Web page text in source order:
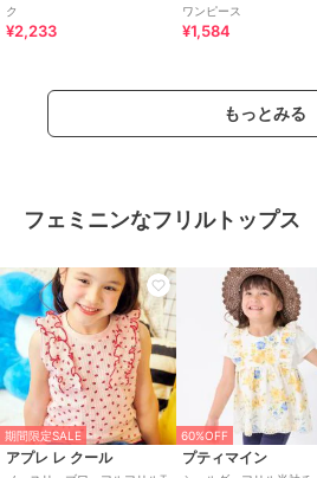
ク
¥2,233
ワンピース
¥1,584
もっとみる
フェミニンなフリルトップス
期間限定SALE
アプレ レ クール
60%OFF
プティマイン